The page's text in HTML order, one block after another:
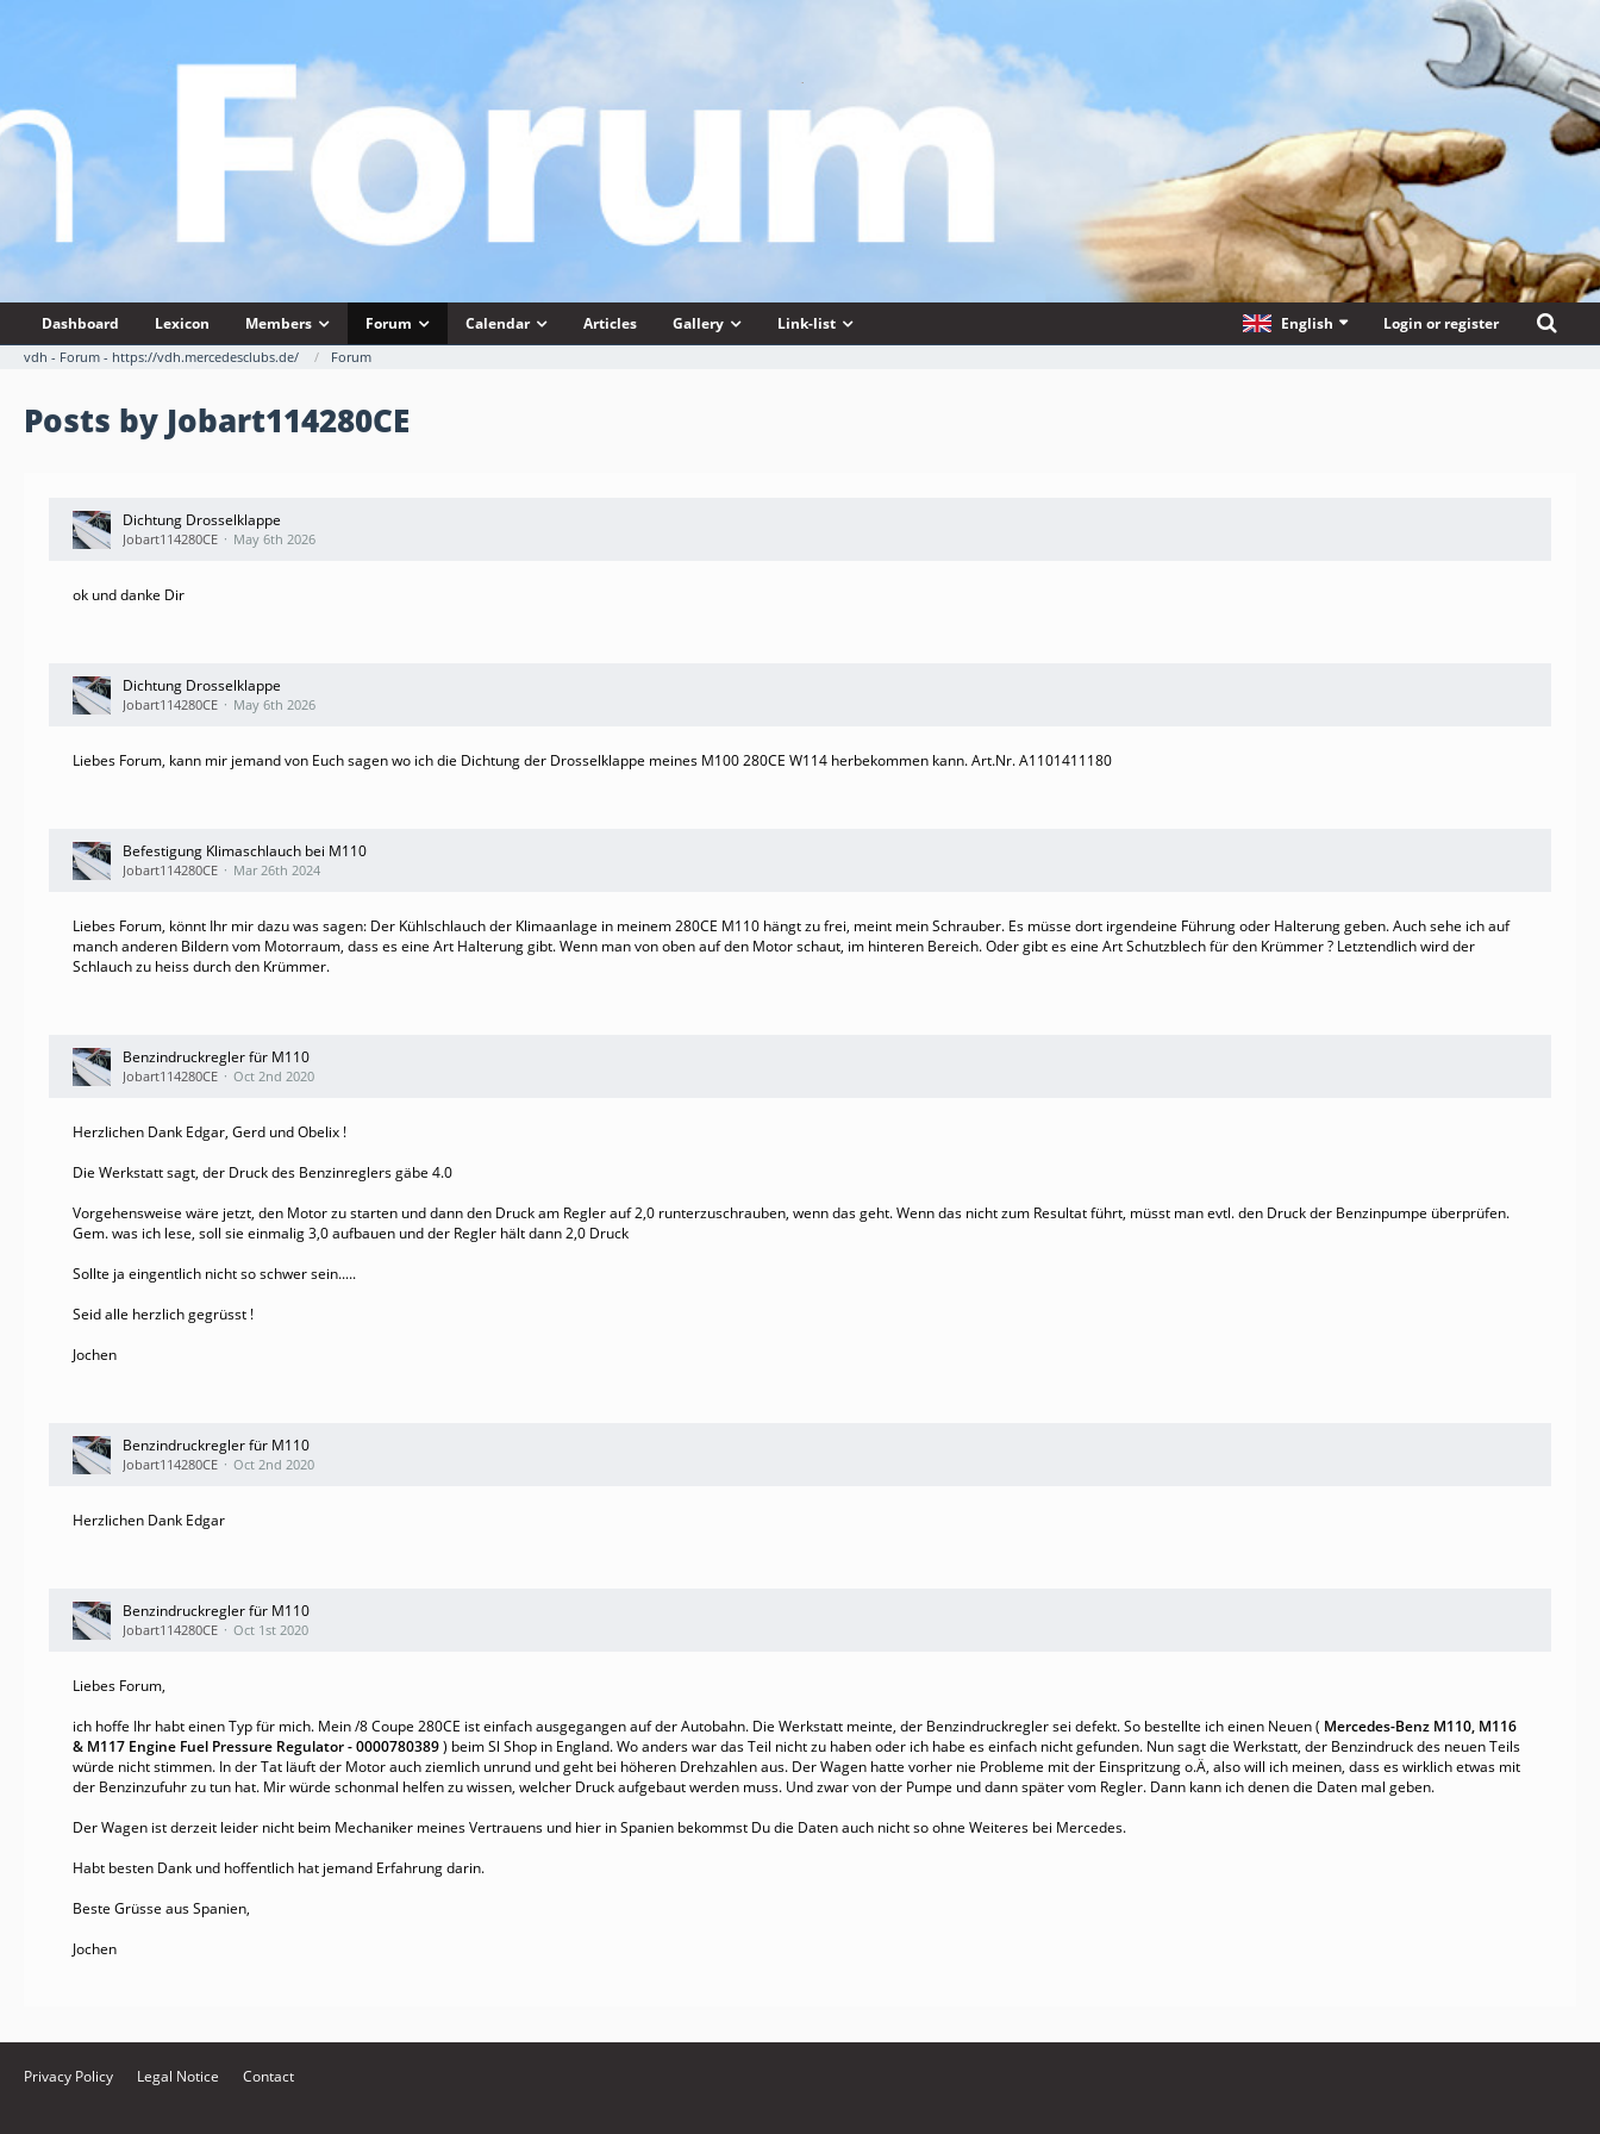
Dashboard Lexicon Members Forum Calendar Articles Gallery Link-list English Login or register
vdh - Forum - https://vdh.mercedesclubs.de/ Forum
Posts by Jobart114280CE
Dichtung Drosselklappe
Jobart114280CE May 6th 2026
ok und danke Dir
Dichtung Drosselklappe
Jobart114280CE May 6th 2026
Liebes Forum, kann mir jemand von Euch sagen wo ich die Dichtung der Drosselklappe meines M100 280CE W114 herbekommen kann. Art.Nr. A1101411180
Befestigung Klimaschlauch bei M110
Jobart114280CE Mar 26th 2024
Liebes Forum, könnt Ihr mir dazu was sagen: Der Kühlschlauch der Klimaanlage in meinem 280CE M110 hängt zu frei, meint mein Schrauber. Es müsse dort irgendeine Führung oder Halterung geben. Auch sehe ich auf
manch anderen Bildern vom Motorraum, dass es eine Art Halterung gibt. Wenn man von oben auf den Motor schaut, im hinteren Bereich. Oder gibt es eine Art Schutzblech für den Krümmer ? Letztendlich wird der
Schlauch zu heiss durch den Krümmer.
Benzindruckregler für M110
Jobart114280CE Oct 2nd 2020
Herzlichen Dank Edgar, Gerd und Obelix !
Die Werkstatt sagt, der Druck des Benzinreglers gäbe 4.0
Vorgehensweise wäre jetzt, den Motor zu starten und dann den Druck am Regler auf 2,0 runterzuschrauben, wenn das geht. Wenn das nicht zum Resultat führt, müsst man evtl. den Druck der Benzinpumpe überprüfen.
Gem. was ich lese, soll sie einmalig 3,0 aufbauen und der Regler hält dann 2,0 Druck
Sollte ja eingentlich nicht so schwer sein.....
Seid alle herzlich gegrüsst !
Jochen
Benzindruckregler für M110
Jobart114280CE Oct 2nd 2020
Herzlichen Dank Edgar
Benzindruckregler für M110
Jobart114280CE Oct 1st 2020
Liebes Forum,
ich hoffe Ihr habt einen Typ für mich. Mein /8 Coupe 280CE ist einfach ausgegangen auf der Autobahn. Die Werkstatt meinte, der Benzindruckregler sei defekt. So bestellte ich einen Neuen ( Mercedes-Benz M110, M116
& M117 Engine Fuel Pressure Regulator - 0000780389) beim Sl Shop in England. Wo anders war das Teil nicht zu haben oder ich habe es einfach nicht gefunden. Nun sagt die Werkstatt, der Benzindruck des neuen Teils
würde nicht stimmen. In der Tat läuft der Motor auch ziemlich unrund und geht bei höheren Drehzahlen aus. Der Wagen hatte vorher nie Probleme mit der Einspritzung o.Ä, also will ich meinen, dass es wirklich etwas mit
der Benzinzufuhr zu tun hat. Mir würde schonmal helfen zu wissen, welcher Druck aufgebaut werden muss. Und zwar von der Pumpe und dann später vom Regler. Dann kann ich denen die Daten mal geben.
Der Wagen ist derzeit leider nicht beim Mechaniker meines Vertrauens und hier in Spanien bekommst Du die Daten auch nicht so ohne Weiteres bei Mercedes.
Habt besten Dank und hoffentlich hat jemand Erfahrung darin.
Beste Grüsse aus Spanien,
Jochen
Privacy Policy Legal Notice Contact